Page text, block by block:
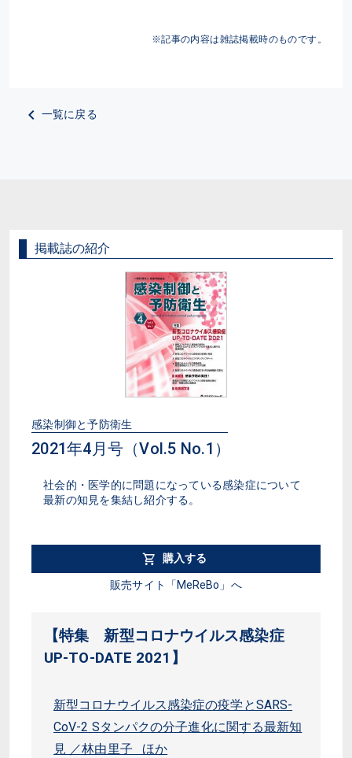
※記事の内容は雑誌掲載時のものです。
一覧に戻る
掲載誌の紹介
感染制御と予防衛生
2021年4月号（Vol.5 No.1）
社会的・医学的に問題になっている感染症について
最新の知見を集結し紹介する。
購入する
販売サイト「MeReBo」へ
【特集 新型コロナウイルス感染症
UP-TO-DATE 2021】
新型コロナウイルス感染症の疫学とSARS-
CoV-2 Sタンパクの分子進化に関する最新知
見 ／林由里子 ほか